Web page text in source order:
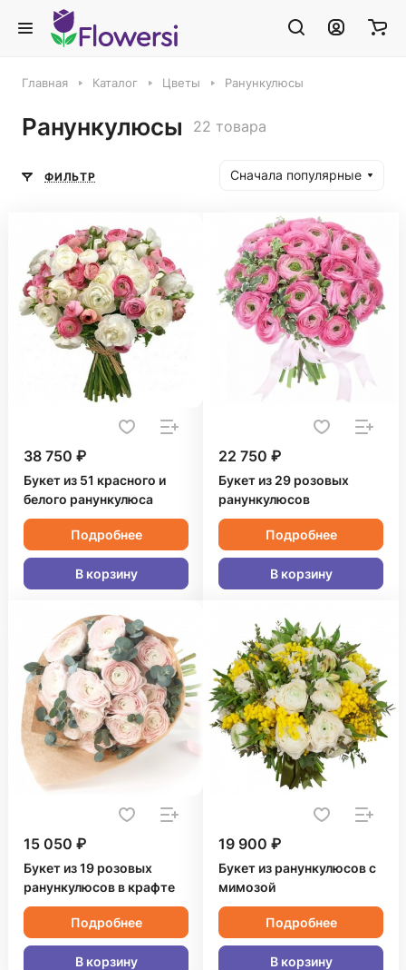
Главная Каталог Цветы Ранункулюсы
Ранункулюсы 22 товара
ФИЛЬТР Сначала популярные
38 750 ₽
Букет из 51 красного и
белого ранункулюса
Подробнее
В корзину
22 750 ₽
Букет из 29 розовых
ранункулюсов
Подробнее
В корзину
15 050 ₽
Букет из 19 розовых
ранункулюсов в крафте
Подробнее
В корзину
19 900 ₽
Букет из ранункулюсов с
мимозой
Подробнее
В корзину